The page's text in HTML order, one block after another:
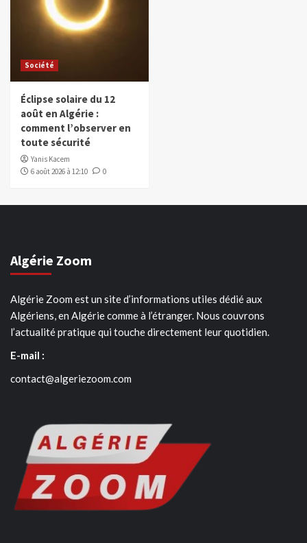
Société
Éclipse solaire du 12
août en Algérie :
comment l’observer en
toute sécurité
Yanis Kacem
6 août 2026 à 12:10
0
Algérie Zoom
Algérie Zoom est un site d’informations utiles dédié aux
Algériens, en Algérie comme à l’étranger. Nous couvrons
l’actualité pratique qui touche directement leur quotidien.
E-mail :
contact@algeriezoom.com